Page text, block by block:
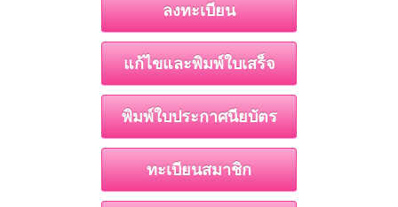
ลงทะเบียน
แก้ไขและพิมพ์ใบเสร็จ
พิมพ์ใบประกาศนียบัตร
ทะเบียนสมาชิก